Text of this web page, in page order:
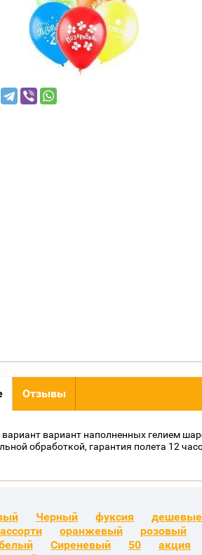
Отзывы
вариант наполненных гелием
обработкой, гарантия полета 12
Черный фуксия
ассорти оранжевый розовый
Сиреневый 50 акция